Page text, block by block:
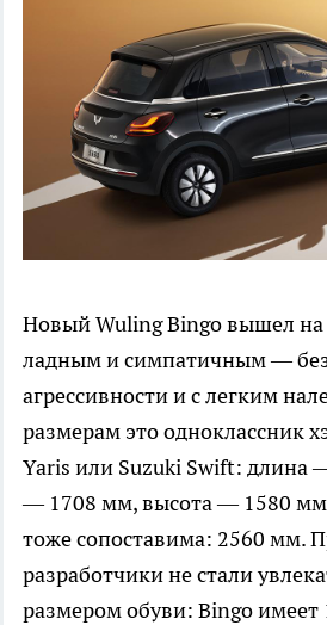
Новый Wuling Bingo вышел на
ладным и симпатичным —
агрессивности и с легким
размерам это одноклассник
Yaris или Suzuki Swift:
— 1708 мм, высота — 1580 мм.
тоже сопоставима: 2560 мм.
разработчики не стали
размером обуви: Bingo